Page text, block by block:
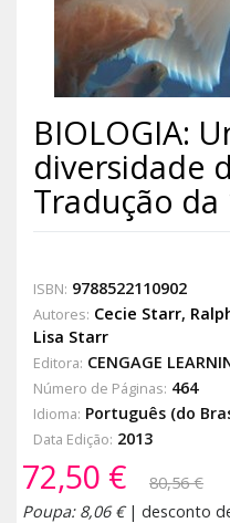
BIOLOGIA:
diversidade
Tradução da
ISBN: 9788522110902
Autores: Cecie Starr,
Lisa Starr
Editora: CENGAGE
Número de Páginas: 464
Idioma: Português (do
Data Edição: 2013
72,50 €
80,56 €
Poupa: 8,06 €| desconto